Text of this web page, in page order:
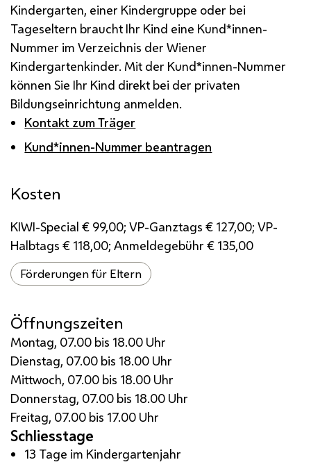
Kindergarten, einer Kindergruppe oder bei
Tageseltern braucht Ihr Kind eine Kund*innen-
Nummer im Verzeichnis der Wiener
Kindergartenkinder. Mit der Kund*innen-Nummer
können Sie Ihr Kind direkt bei der privaten
Bildungseinrichtung anmelden.
Kontakt zum Träger
Kund*innen-Nummer beantragen
Kosten
KIWI-Special € 99,00; VP-Ganztags € 127,00; VP-
Halbtags € 118,00; Anmeldegebühr € 135,00
Förderungen für Eltern
Öffnungszeiten
Montag, 07.00 bis 18.00 Uhr
Dienstag, 07.00 bis 18.00 Uhr
Mittwoch, 07.00 bis 18.00 Uhr
Donnerstag, 07.00 bis 18.00 Uhr
Freitag, 07.00 bis 17.00 Uhr
Schliesstage
13 Tage im Kindergartenjahr